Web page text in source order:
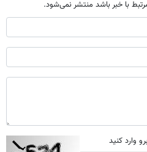
با خبر باشد منتشر نمی‌شود.
وارد کنید